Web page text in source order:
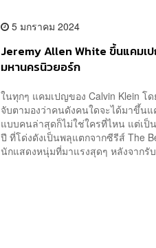
5 มกราคม 2024
Jeremy Allen White ขึ้นแคม
มหานครนิวยอร์ก
ในทุกๆ แคมเปญของ Calvin Klein
จับตามองว่าคนดังคนใดจะได้มาขึ้น
แบบคนล่าสุดก็ไม่ใช่ใครที่ไหน แต่เป็
ปี ที่โด่งดังเป็นพลุแตกจากซีรีส์ The
นักแสดงหนุ่มที่มาแรงสุดๆ หลังจากรั